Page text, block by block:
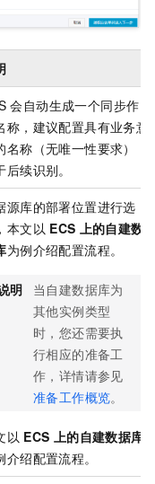
会自动生成一个同步作
称，建议配置具有业务意
名称（无唯一性要求），
后续识别。
源库的部署位置进行选
本文以 ECS 上的自建数
为例介绍配置流程。
明
当自建数据库为
其他实例类型
时，您还需要执
行相应的准备工
作，详情请参见
准备工作概览。
以 ECS 上的自建数据库
介绍配置流程。